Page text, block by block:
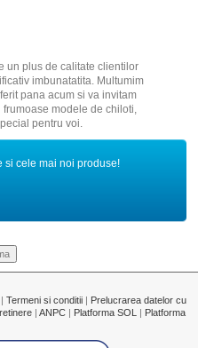
un plus de calitate clientilor
imbunatatita. Multumim
pana acum si va invitam
modele de chiloti,
pentru voi.
si cele mai noi produse!
| Termeni si conditii | Prelucrarea datelor cu
| ANPC | Platforma SOL | Platforma